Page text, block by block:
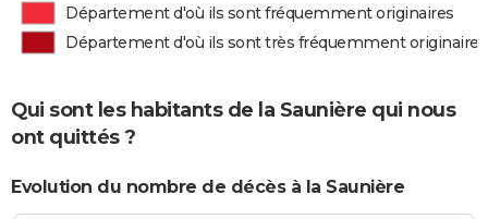
Département d'où ils sont fréquemment originaires
Département d'où ils sont très fréquemment originaires
Qui sont les habitants de la Saunière qui nous
ont quittés ?
Evolution du nombre de décès à la Saunière